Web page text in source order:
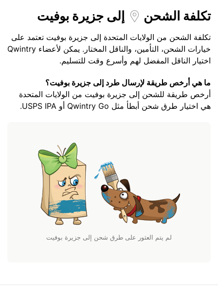
تكلفة الشحن إلى جزيرة بوفيت
تكلفة الشحن من الولايات المتحدة إلى جزيرة بوفيت تعتمد على
خيارات الشحن، التأمين، والناقل المختار. يمكن لأعضاء Qwintry
اختيار الناقل المفضل لهم وأسرع وقت للتسليم.
ما هي أرخص طريقة لإرسال طرد إلى جزيرة بوفيت؟
أرخص طريقة للشحن إلى جزيرة بوفيت من الولايات المتحدة
هي اختيار طرق شحن أبطأ مثل Qwintry Go أو USPS IPA.
لم يتم العثور على طرق شحن إلى جزيرة بوفيت